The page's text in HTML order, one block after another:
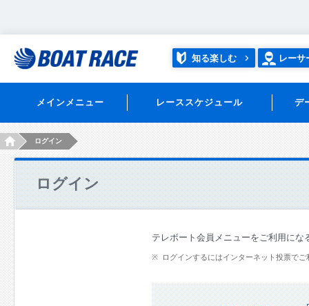
知る楽しむ レーサ
メインメニュー レーススケジュール デ
HOMEログイン
ログイン
テレボート会員メニューをご利用にな
ログインするにはインターネット投票で